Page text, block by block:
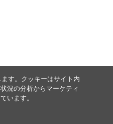
す。クッキーはサイト内
況の分析からマーケティ
います。